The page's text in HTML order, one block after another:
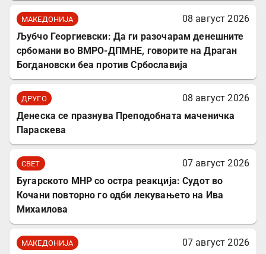
МАКЕДОНИЈА
08 август 2026
Љубчо Георгиевски: Да ги разочарам денешните
србомани во ВМРО-ДПМНЕ, говорите на Драган
Богдановски беа против Србославија
ДРУГО
08 август 2026
Денеска се празнува Преподобната маченичка
Параскева
СВЕТ
07 август 2026
Бугарското МНР со остра реакција: Судот во
Кочани повторно го одби лекувањето на Ива
Михаилова
МАКЕДОНИЈА
07 август 2026